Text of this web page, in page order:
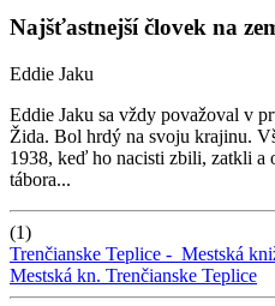
Najšťastnejší človek na
Eddie Jaku
Eddie Jaku sa vždy považoval v
Žida. Bol hrdý na svoju krajinu.
1938, keď ho nacisti zbili, zatkli a
tábora...
(1)
Trenčianske Teplice - Mestská
Mestská kn. Trenčianske Teplice